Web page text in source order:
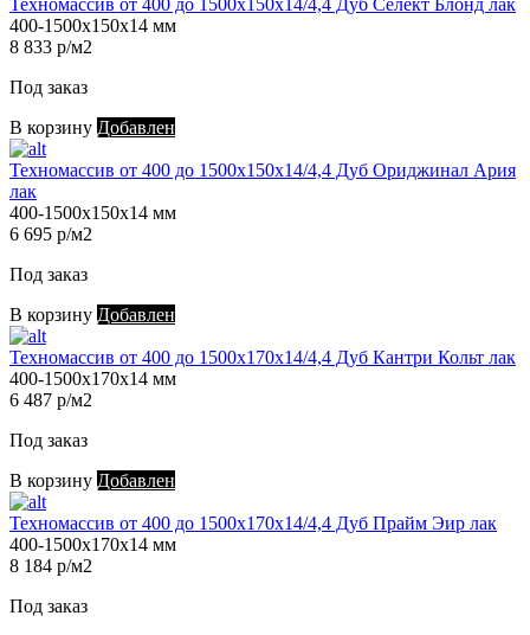
Техномассив от 400 до 1500х150х14/4,4 Дуб Селект Блонд лак
400-1500х150х14 мм
8 833 р/м2
Под заказ
В корзину Добавлен
Техномассив от 400 до 1500х150х14/4,4 Дуб Ориджинал Ария
лак
400-1500х150х14 мм
6 695 р/м2
Под заказ
В корзину Добавлен
Техномассив от 400 до 1500х170х14/4,4 Дуб Кантри Кольт лак
400-1500х170х14 мм
6 487 р/м2
Под заказ
В корзину Добавлен
Техномассив от 400 до 1500х170х14/4,4 Дуб Прайм Эир лак
400-1500х170х14 мм
8 184 р/м2
Под заказ